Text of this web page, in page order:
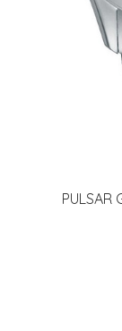
PULSAR